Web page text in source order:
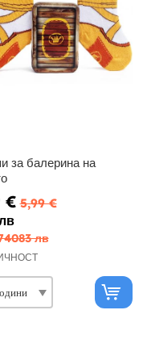
за балерина на
€ 5,99 €
лв